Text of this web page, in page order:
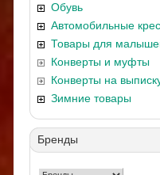
Обувь
Автомобильные
Товары для
Конверты и муфты
Конверты на
Зимние товары
Бренды